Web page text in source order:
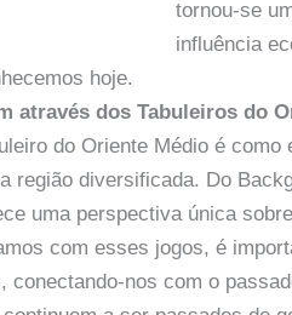
tornou-se
influência
hoje.
através dos Tabuleiros do
do Oriente Médio é
região diversificada. Do
uma perspectiva única
com esses jogos, é
conectando-nos com o